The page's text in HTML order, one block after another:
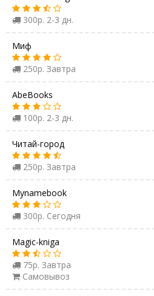
300р. 2-3 дн.
Миф
250р. Завтра
AbeBooks
100р. 2-3 дн.
Читай-город
250р. Завтра
Mynamebook
300р. Сегодня
Magic-kniga
75р. Завтра
Самовывоз